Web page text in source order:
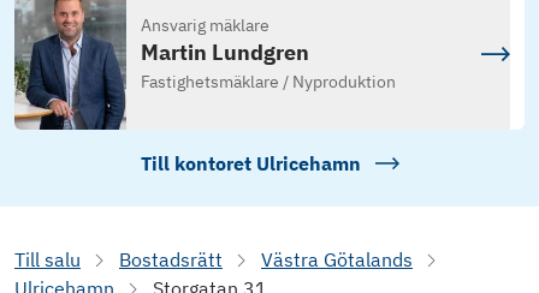
Ansvarig mäklare
Martin Lundgren
Fastighetsmäklare / Nyproduktion
Till kontoret Ulricehamn
Till salu Bostadsrätt
Västra Götalands